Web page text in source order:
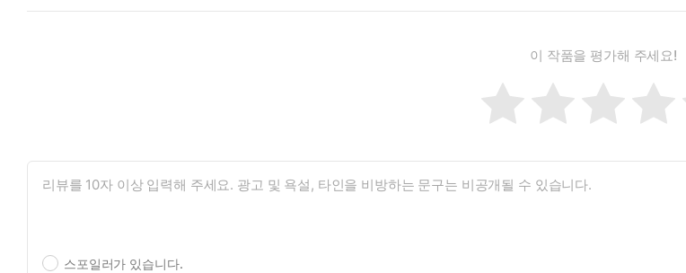
이 작품을 평가해 주세요!
스포일러가 있습니다.